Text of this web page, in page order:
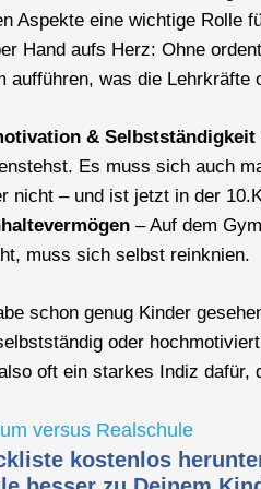
Aspekte eine wichtige Rolle
Hand aufs Herz: Ohne
aufführen, was die Lehrkräfte
& Selbstständigkeit
Es muss sich auch
nicht – und ist jetzt in der
– Auf dem
muss sich selbst reinknien.
schon genug Kinder
oder
oft ein starkes Indiz
kostenlos